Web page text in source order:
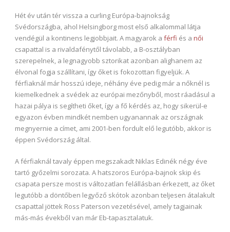
Hét év után tér vissza a curling Európa-bajnokság
Svédországba, ahol Helsingborg most első alkalommal látja
vendégül a kontinens legjobbjait. A magyarok a férfi és a női
csapattal is a rivaldafénytől távolabb, a B-osztályban
szerepelnek, a legnagyobb sztorikat azonban alighanem az
élvonal fogja szállítani, így őket is fokozottan figyeljük. A
férfiaknál már hosszú ideje, néhány éve pedig már a nőknél is
kiemelkednek a svédek az európai mezőnyből, most ráadásul a
hazai pálya is segítheti őket, így a fő kérdés az, hogy sikerül-e
egyazon évben mindkét nemben ugyanannak az országnak
megnyernie a címet, ami 2001-ben fordult elő legutóbb, akkor is
éppen Svédország által.
A férfiaknál tavaly éppen megszakadt Niklas Edinék négy éve
tartó győzelmi sorozata. A hatszoros Európa-bajnok skip és
csapata persze most is változatlan felállásban érkezett, az őket
legutóbb a döntőben legyőző skótok azonban teljesen átalakult
csapattal jöttek Ross Paterson vezetésével, amely tagjainak
más-más évekből van már Eb-tapasztalatuk.